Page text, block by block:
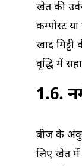
खेत की
कम्पोस्ट
खाद
वृद्धि में
1.6.
बीज के
लिए खेत में